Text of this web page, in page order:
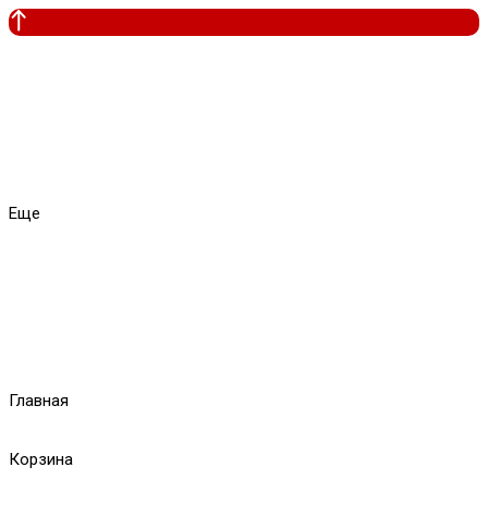
Еще
Главная
Корзина